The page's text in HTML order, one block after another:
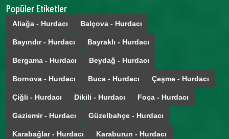
Popüler Etiketler
Aliağa - Hurdacı Balçova - Hurdacı
Bayındır - Hurdacı Bayraklı - Hurdacı
Bergama - Hurdacı Beydağ - Hurdacı
Bornova - Hurdacı Buca - Hurdacı Çeşme - Hurdacı
Çiğli - Hurdacı Dikili - Hurdacı Foça - Hurdacı
Gaziemir - Hurdacı Güzelbahçe - Hurdacı
Karabağlar - Hurdacı Karaburun - Hurdacı